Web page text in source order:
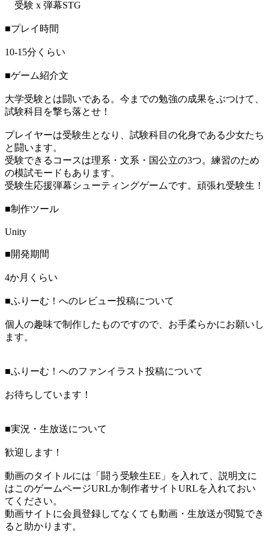
受験 x 弾幕STG
■プレイ時間
10-15分くらい
■ゲーム紹介文
大学受験とは闘いである。今までの勉強の成果をぶつけて、
試験科目を撃ち落とせ！
プレイヤーは受験生となり、試験科目の化身である少女たち
と闘います。
受験できるコースは理系・文系・国公立の3つ。練習のため
の模試モードもあります。
受験生応援弾幕シューティングゲームです。頑張れ受験生！
■制作ツール
Unity
■開発期間
4か月くらい
■ふりーむ！へのレビュー投稿について
個人の趣味で制作したものですので、お手柔らかにお願いし
ます。
■ふりーむ！へのファンイラスト投稿について
お待ちしています！
■実況・生放送について
歓迎します！
動画のタイトルには「闘う受験生EE」を入れて、説明文に
はこのゲームページURLか制作者サイトURLを入れておい
てください。
動画サイトに会員登録してなくても動画・生放送が閲覧でき
ると助かります。